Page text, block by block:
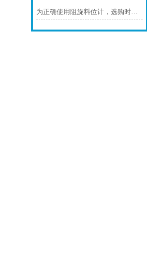
为正确使用阻旋料位计，选购时应注意以下几点